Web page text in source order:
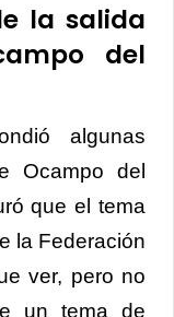
la salida
del
algunas
Ocampo del
que el tema
la Federación
ver, pero no
un tema de